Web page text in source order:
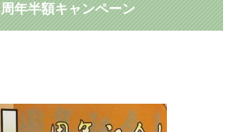
年半額キャンペーン